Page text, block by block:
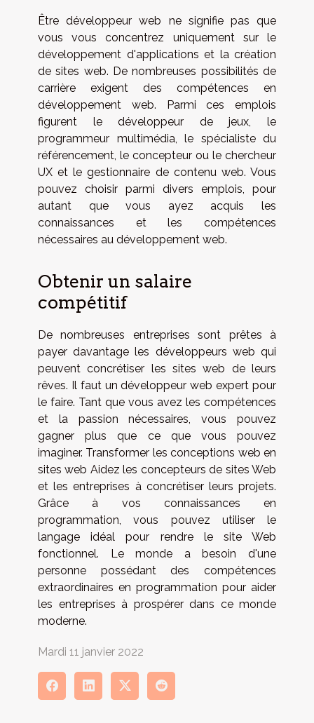
Être développeur web ne signifie pas que
vous vous concentrez uniquement sur le
développement d'applications et la création
de sites web. De nombreuses possibilités de
carrière exigent des compétences en
développement web. Parmi ces emplois
figurent le développeur de jeux, le
programmeur multimédia, le spécialiste du
référencement, le concepteur ou le chercheur
UX et le gestionnaire de contenu web. Vous
pouvez choisir parmi divers emplois, pour
autant que vous ayez acquis les
connaissances et les compétences
nécessaires au développement web.
Obtenir un salaire
compétitif
De nombreuses entreprises sont prêtes à
payer davantage les développeurs web qui
peuvent concrétiser les sites web de leurs
rêves. Il faut un développeur web expert pour
le faire. Tant que vous avez les compétences
et la passion nécessaires, vous pouvez
gagner plus que ce que vous pouvez
imaginer. Transformer les conceptions web en
sites web Aidez les concepteurs de sites Web
et les entreprises à concrétiser leurs projets.
Grâce à vos connaissances en
programmation, vous pouvez utiliser le
langage idéal pour rendre le site Web
fonctionnel. Le monde a besoin d'une
personne possédant des compétences
extraordinaires en programmation pour aider
les entreprises à prospérer dans ce monde
moderne.
Mardi 11 janvier 2022